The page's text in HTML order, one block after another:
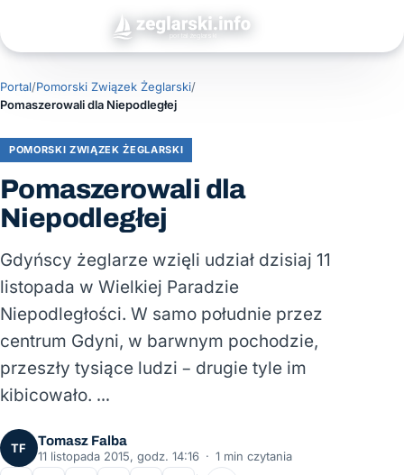
Portal/Pomorski Związek Żeglarski/
Pomaszerowali dla Niepodległej
POMORSKI ZWIĄZEK ŻEGLARSKI
Pomaszerowali dla
Niepodległej
Gdyńscy żeglarze wzięli udział dzisiaj 11
listopada w Wielkiej Paradzie
Niepodległości. W samo południe przez
centrum Gdyni, w barwnym pochodzie,
przeszły tysiące ludzi – drugie tyle im
kibicowało. …
TF
Tomasz Falba
11 listopada 2015, godz. 14:16 · 1 min czytania